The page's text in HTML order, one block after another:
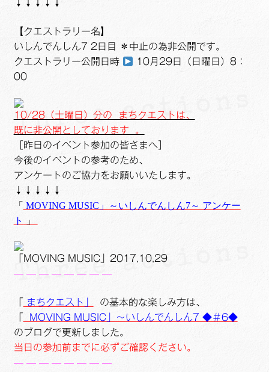
↓↓↓↓↓
【クエストラリー名】
いしんでんしん7 2日目 ＊中止の為非公開です。
クエストラリー公開日時
10月29日（日曜日）8：
00
10/28（土曜日）分の まちクエストは、
既に非公開としております 。
［昨日のイベント参加の皆さまへ］
今後のイベントの参考のため、
アンケートのご協力をお願いいたします。
↓↓↓↓↓
「 MOVING MUSIC」～いしんでんしん7～ アンケー
ト
」
「MOVING MUSIC」2017,10,29
— — — — — — — —
まちクエスト」
の基本的な楽しみ方は、
MOVING MUSIC」～いしんでんしん7 ◆＃6◆
のブログで更新しました。
当日の参加前までに必ずご確認ください。
— — — — — — — —